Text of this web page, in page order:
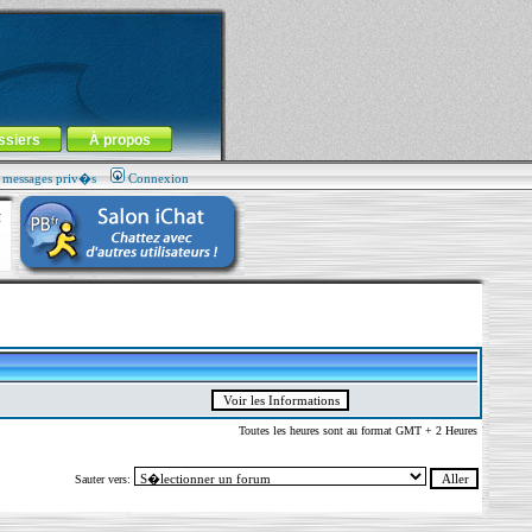
À propos
priv�s Connexion
Toutes les heures sont au format GMT + 2 Heures
Sauter vers: